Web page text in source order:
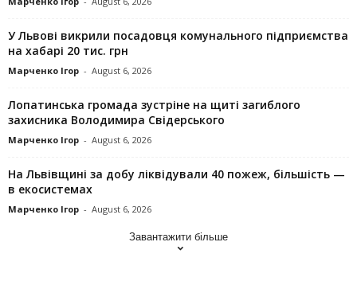
У Львові викрили посадовця комунального підприємства
на хабарі 20 тис. грн
Марченко Ігор - August 6, 2026
Лопатинська громада зустріне на щиті загиблого
захисника Володимира Свідерського
Марченко Ігор - August 6, 2026
На Львівщині за добу ліквідували 40 пожеж, більшість —
в екосистемах
Марченко Ігор - August 6, 2026
Завантажити більше